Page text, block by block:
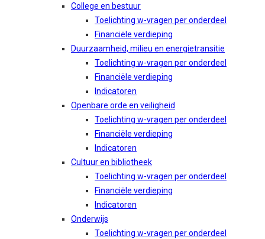
College en bestuur
Toelichting w-vragen per onderdeel
Financiële verdieping
Duurzaamheid, milieu en energietransitie
Toelichting w-vragen per onderdeel
Financiële verdieping
Indicatoren
Openbare orde en veiligheid
Toelichting w-vragen per onderdeel
Financiële verdieping
Indicatoren
Cultuur en bibliotheek
Toelichting w-vragen per onderdeel
Financiële verdieping
Indicatoren
Onderwijs
Toelichting w-vragen per onderdeel